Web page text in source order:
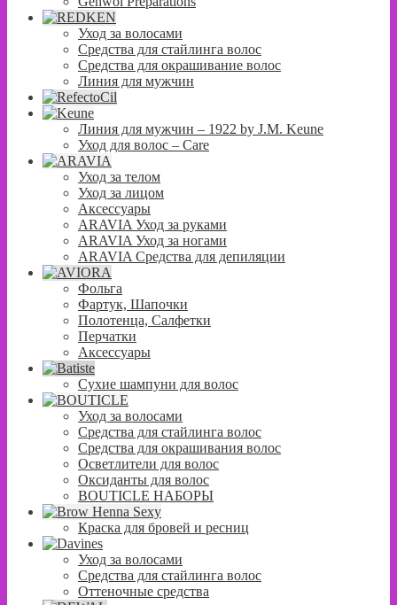
Уход за волосами
Средства для стайлинга волос
Средства для окрашивание волос
Линия для мужчин
Линия для мужчин – 1922 by J.M. Keune
Уход для волос – Сare
Уход за телом
Уход за лицом
Аксессуары
ARAVIA Уход за руками
ARAVIA Уход за ногами
ARAVIA Средства для депиляции
Фольга
Фартук, Шапочки
Полотенца, Салфетки
Перчатки
Аксессуары
Сухие шампуни для волос
Уход за волосами
Средства для стайлинга волос
Средства для окрашивания волос
Осветлители для волос
Оксиданты для волос
BOUTICLE НАБОРЫ
Краска для бровей и ресниц
Уход за волосами
Средства для стайлинга волос
Оттеночные средства